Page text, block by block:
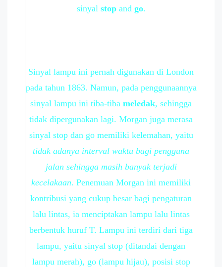
sinyal stopand go.
Sinyal lampu ini pernah digunakan di London
pada tahun 1863. Namun, pada penggunaannya
sinyal lampu ini tiba-tiba meledak, sehingga
tidak dipergunakan lagi. Morgan juga merasa
sinyal stop dan go memiliki kelemahan, yaitu
tidak adanya interval waktu bagi pengguna
jalan sehingga masih banyak terjadi
kecelakaan. Penemuan Morgan ini memiliki
kontribusi yang cukup besar bagi pengaturan
lalu lintas, ia menciptakan lampu lalu lintas
berbentuk huruf T. Lampu ini terdiri dari tiga
lampu, yaitu sinyal stop (ditandai dengan
lampu merah), go (lampu hijau), posisi stop